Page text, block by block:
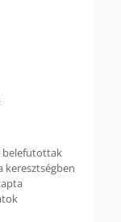
belefutottak
keresztségben